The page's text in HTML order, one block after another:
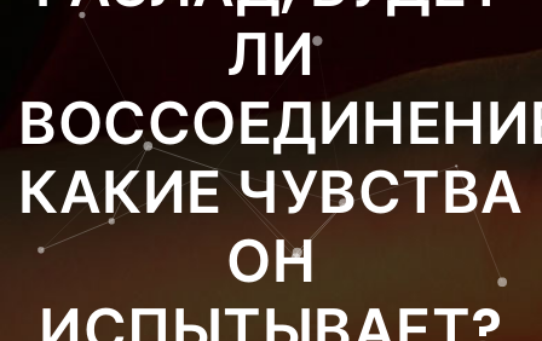
ЛИ
КАКИЕ ЧУВСТВА
ОН